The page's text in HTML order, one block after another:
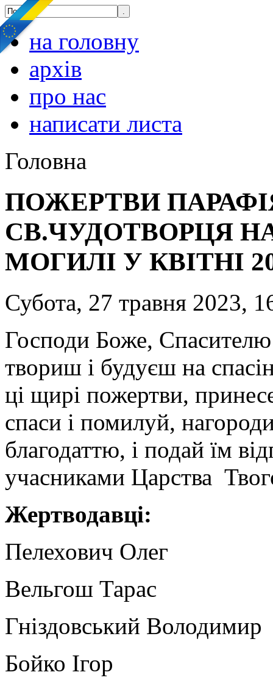
на головну
архів
про нас
написати листа
Головна
ПОЖЕРТВИ
СВ.ЧУДОТВОРЦЯ
МОГИЛІ У КВІТНІ
Субота, 27 травня 2023,
Господи Боже,
твориш і будуєш на
ці щирі пожертви,
спаси і помилуй,
благодаттю, і подай їм
учасниками Царства
Жертводавці:
Пелехович Олег
Вельгош Тарас
Гніздовський
Бойко Ігор